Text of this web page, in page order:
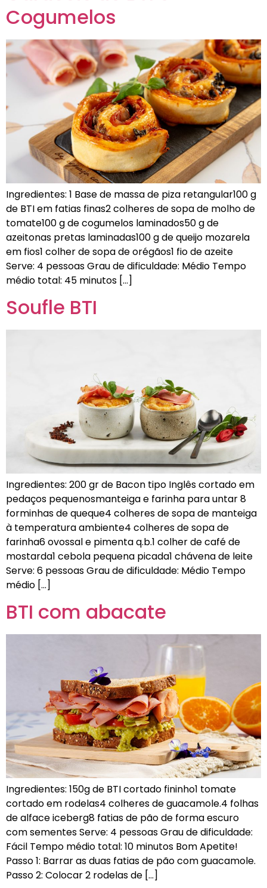
Cogumelos
Ingredientes: 1 Base de massa de piza retangular100 g
de BTI em fatias finas2 colheres de sopa de molho de
tomate100 g de cogumelos laminados50 g de
azeitonas pretas laminadas100 g de queijo mozarela
em fios1 colher de sopa de orégãos1 fio de azeite
Serve: 4 pessoas Grau de dificuldade: Médio Tempo
médio total: 45 minutos […]
Soufle BTI
Ingredientes: 200 gr de Bacon tipo Inglês cortado em
pedaços pequenosmanteiga e farinha para untar 8
forminhas de queque4 colheres de sopa de manteiga
à temperatura ambiente4 colheres de sopa de
farinha6 ovossal e pimenta q.b.1 colher de café de
mostarda1 cebola pequena picada1 chávena de leite
Serve: 6 pessoas Grau de dificuldade: Médio Tempo
médio […]
BTI com abacate
Ingredientes: 150g de BTI cortado fininho1 tomate
cortado em rodelas4 colheres de guacamole.4 folhas
de alface iceberg8 fatias de pão de forma escuro
com sementes Serve: 4 pessoas Grau de dificuldade:
Fácil Tempo médio total: 10 minutos Bom Apetite!
Passo 1: Barrar as duas fatias de pão com guacamole.
Passo 2: Colocar 2 rodelas de […]